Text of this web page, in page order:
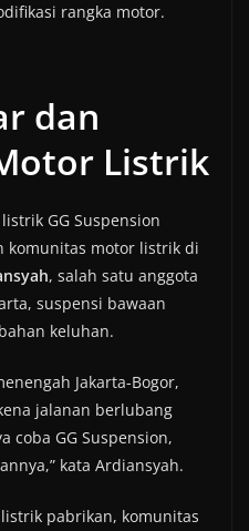
rangka motor.
dan
Listrik
GG Suspension
komunitas motor listrik di
, salah satu anggota
suspensi bawaan
keluhan.
Jakarta-Bogor,
jalanan berlubang
coba GG Suspension,
kata Ardiansyah.
pabrikan, komunitas